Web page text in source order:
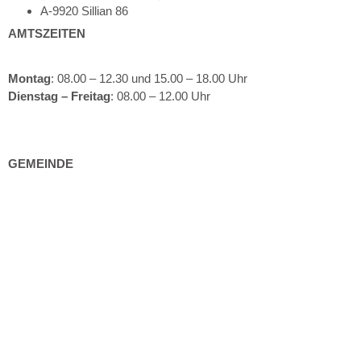
A-9920 Sillian 86
AMTSZEITEN
Montag: 08.00 – 12.30 und 15.00 – 18.00 Uhr
Dienstag – Freitag: 08.00 – 12.00 Uhr
GEMEINDE